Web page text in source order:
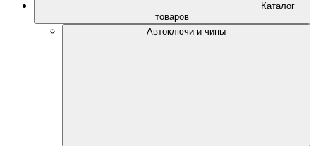
Каталог
товаров
Автоключи и чипы